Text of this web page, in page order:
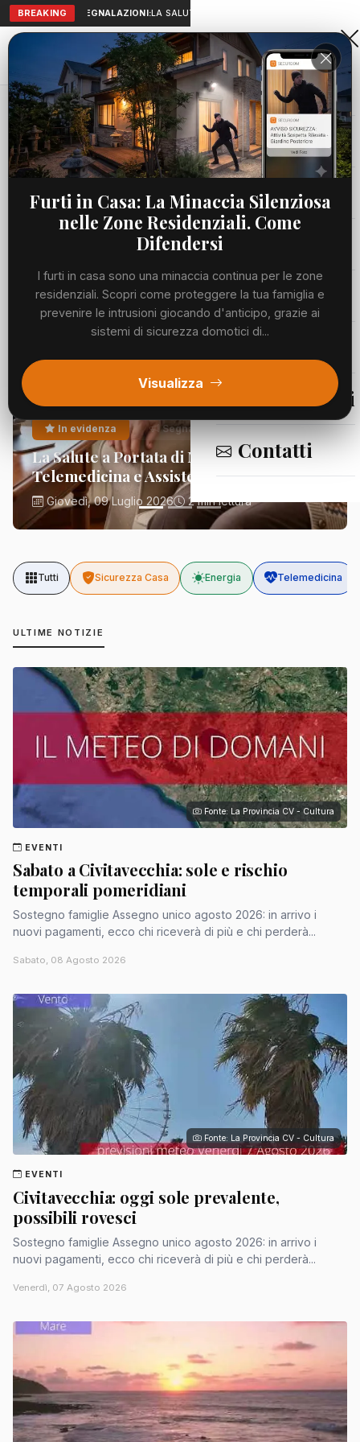
BREAKING SEGNALAZIONI:LA SALUTE A PORTATA DI MANO:
Aranova • NET
PORTALE UTILE AL TERRITORIO
Home
Cronaca
Viabilità
Meteo
Segnalazioni
Contatti
Furti in Casa: La Minaccia Silenziosa
nelle Zone Residenziali. Come
Difendersi
I furti in casa sono una minaccia continua per le zone
residenziali. Scopri come proteggere la tua famiglia e
prevenire le intrusioni giocando d'anticipo, grazie ai
sistemi di sicurezza domotici di...
Visualizza
In evidenza Segnalazioni
La Salute a Portata di Mano:
Telemedicina e Assistenza Domiciliare
Giovedì, 09 Luglio 2026 2 min lettura
Tutti Sicurezza Casa Energia Telemedicina
ULTIME NOTIZIE
Fonte: La Provincia CV - Cultura
EVENTI
Sabato a Civitavecchia: sole e rischio
temporali pomeridiani
Sostegno famiglie Assegno unico agosto 2026: in arrivo i
nuovi pagamenti, ecco chi riceverà di più e chi perderà...
Sabato, 08 Agosto 2026
Fonte: La Provincia CV - Cultura
EVENTI
Civitavecchia: oggi sole prevalente,
possibili rovesci
Sostegno famiglie Assegno unico agosto 2026: in arrivo i
nuovi pagamenti, ecco chi riceverà di più e chi perderà...
Venerdì, 07 Agosto 2026